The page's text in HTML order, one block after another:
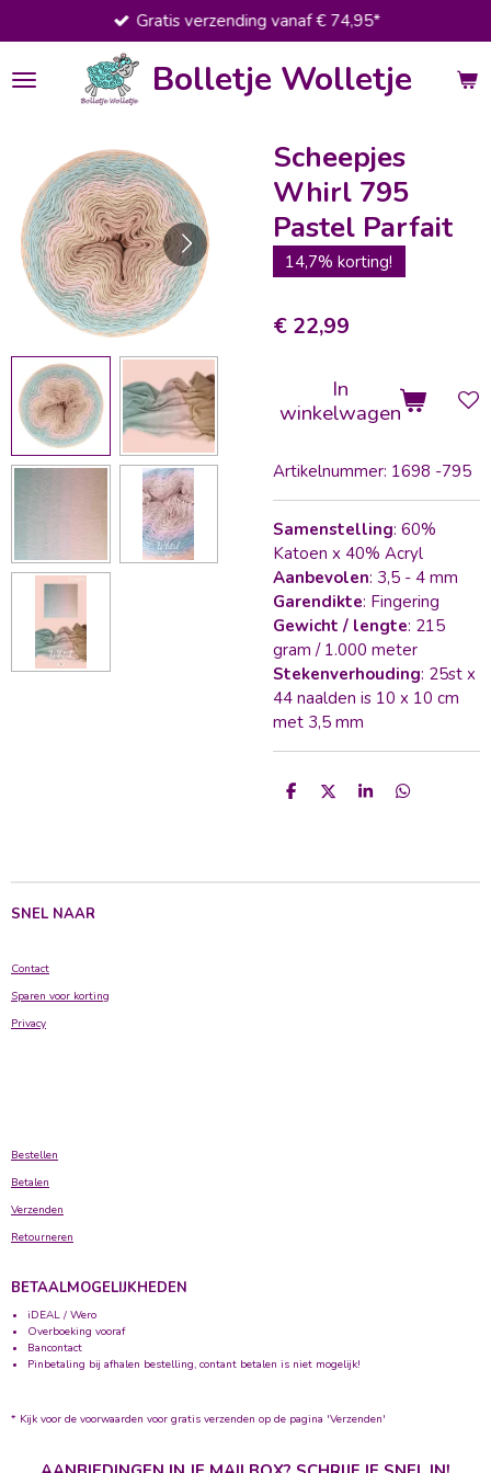
direct
naar
de
Bolletje Wolletje
Gratis verzending vanaf € 74,95*
Scheepjes
Whirl 795
Pastel Parfait
14,7% korting!
€ 22,99
In
winkelwagen
Artikelnummer: 1698 -795
Samenstelling: 60%
Katoen x 40% Acryl
Aanbevolen: 3,5 - 4 mm
Garendikte: Fingering
Gewicht / lengte: 215
gram / 1.000 meter
Stekenverhouding: 25st x
44 naalden is 10 x 10 cm
met 3,5 mm
D
D
S
D
SNEL NAAR
Contact
Sparen voor korting
Privacy
Bestellen
Betalen
Verzenden
Retourneren
BETAALMOGELIJKHEDEN
iDEAL / Wero
Overboeking vooraf
Bancontact
Pinbetaling bij afhalen bestelling, contant betalen is niet mogelijk!
* Kijk voor de voorwaarden voor gratis verzenden op de pagina 'Verzenden'